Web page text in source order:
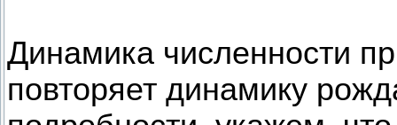
Динамика численности
повторяет динамику